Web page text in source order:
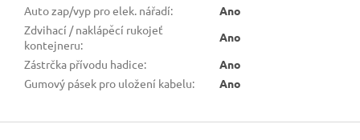
Auto zap/vyp pro elek. nářadí:
Ano
Zdvihací / naklápěcí rukojeť
kontejneru:
Ano
Zástrčka přívodu hadice:
Ano
Gumový pásek pro uložení kabelu: Ano
Z